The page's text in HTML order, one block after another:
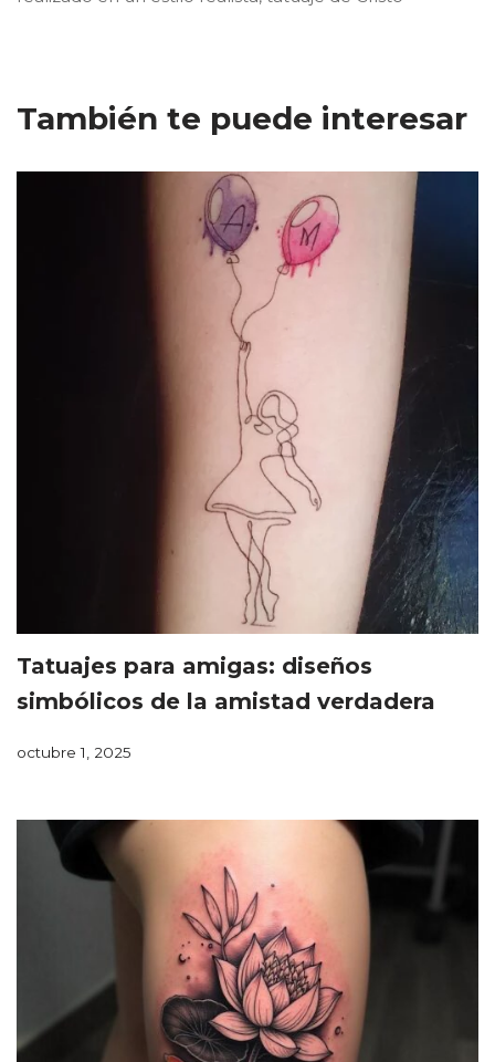
También te puede interesar
Tatuajes para amigas: diseños
simbólicos de la amistad verdadera
octubre 1, 2025